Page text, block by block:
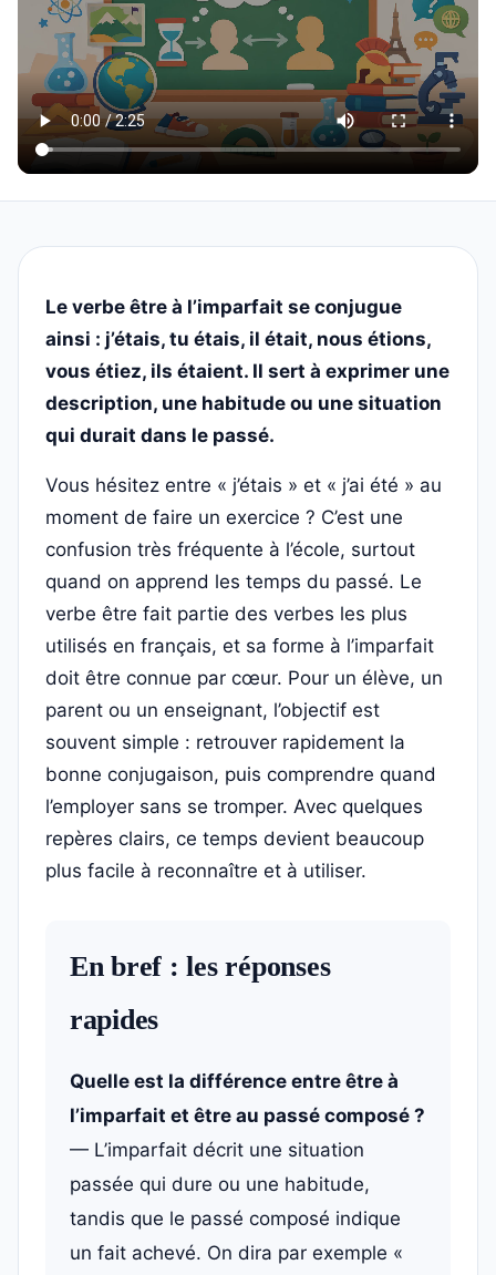
Le verbe être à l’imparfait se conjugue
ainsi : j’étais, tu étais, il était, nous étions,
vous étiez, ils étaient. Il sert à exprimer une
description, une habitude ou une situation
qui durait dans le passé.
Vous hésitez entre « j’étais » et « j’ai été » au
moment de faire un exercice ? C’est une
confusion très fréquente à l’école, surtout
quand on apprend les temps du passé. Le
verbe être fait partie des verbes les plus
utilisés en français, et sa forme à l’imparfait
doit être connue par cœur. Pour un élève, un
parent ou un enseignant, l’objectif est
souvent simple : retrouver rapidement la
bonne conjugaison, puis comprendre quand
l’employer sans se tromper. Avec quelques
repères clairs, ce temps devient beaucoup
plus facile à reconnaître et à utiliser.
En bref : les réponses
rapides
Quelle est la différence entre être à
l’imparfait et être au passé composé ?
— L’imparfait décrit une situation
passée qui dure ou une habitude,
tandis que le passé composé indique
un fait achevé. On dira par exemple «